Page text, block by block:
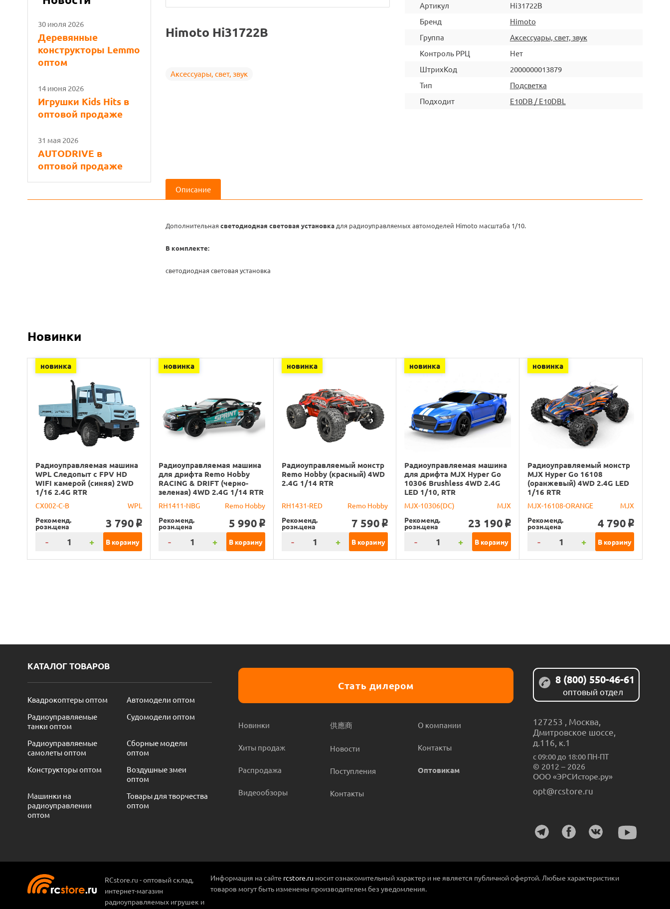
30 июля 2026
Деревянные
конструкторы Lemmo
оптом
14 июня 2026
Игрушки Kids Hits в
оптовой продаже
31 мая 2026
AUTODRIVE в
оптовой продаже
Himoto Hi31722B
Аксессуары, свет, звук
Артикул
Hi31722B
Бренд
Himoto
Группа
Аксессуары, свет, звук
Контроль РРЦ
Нет
ШтрихКод
2000000013879
Тип
Подсветка
Подходит
E10DB / E10DBL
Описание
Дополнительная светодиодная световая установкадля радиоуправляемых автомоделей Himoto масштаба 1/10.
В комплекте:
светодиодная световая установка
Новинки
новинка
Радиоуправляемая машина
WPL Следопыт с FPV HD
WIFI камерой (синяя) 2WD
1/16 2.4G RTR
CX002-C-B
WPL
Рекоменд.
розн.цена 3 790 o
- + В корзину
новинка
Радиоуправляемая машина
для дрифта Remo Hobby
RACING & DRIFT (черно-
зеленая) 4WD 2.4G 1/14 RTR
RH1411-NBG
Remo Hobby
Рекоменд.
розн.цена 5 990 o
- + В корзину
новинка
Радиоуправляемый монстр
Remo Hobby (красный) 4WD
2.4G 1/14 RTR
RH1431-RED
Remo Hobby
Рекоменд.
розн.цена 7 590 o
- + В корзину
новинка
Радиоуправляемая машина
для дрифта MJX Hyper Go
10306 Brushless 4WD 2.4G
LED 1/10, RTR
MJX-10306(DC)
MJX
Рекоменд.
розн.цена 23 190 o
- + В корзину
новинка
Радиоуправляемый монстр
MJX Hyper Go 16108
(оранжевый) 4WD 2.4G LED
1/16 RTR
MJX-16108-ORANGE
MJX
Рекоменд.
розн.цена 4 790 o
- + В корзину
КАТАЛОГ ТОВАРОВ
Квадрокоптеры оптом
Автомодели оптом
Радиоуправляемые
танки оптом
Судомодели оптом
Радиоуправляемые
самолеты оптом
Сборные модели
оптом
Конструкторы оптом
Воздушные змеи
оптом
Машинки на
радиоуправлении
оптом
Товары для творчества
оптом
Стать дилером
Новинки
Хиты продаж
Распродажа
Видеообзоры
供應商
Новости
Поступления
Контакты
О компании
Контакты
Оптовикам
8 (800) 550-46-61
оптовый отдел
127253 Москва
Дмитровское шоссе,
д.116, к.1
с 09:00 до 18:00 ПН-ПТ
© 2012 – 2026
ООО «ЭРСИсторе.ру»
opt@rcstore.ru
RCstore.ru - оптовый склад,
интернет-магазин
радиоуправляемых игрушек и
Информация на сайте rcstore.ru носит ознакомительный характер и не является публичной офертой. Любые характеристики
товаров могут быть изменены производителем без уведомления.